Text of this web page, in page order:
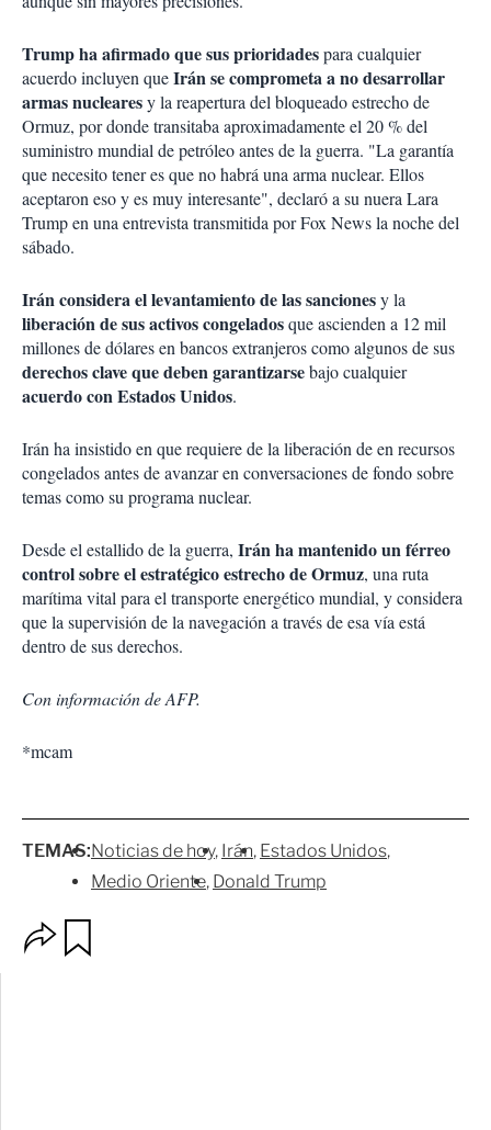
Trump ha afirmado que sus prioridadespara cualquier
acuerdo incluyen queIrán se comprometa a no desarrollar
armas nuclearesy la reapertura del bloqueado estrecho de
Ormuz, por donde transitaba aproximadamente el 20 % del
suministro mundial de petróleo antes de la guerra. "La garantía
que necesito tener es que no habrá una arma nuclear. Ellos
aceptaron eso y es muy interesante", declaró a su nuera Lara
Trump en una entrevista transmitida por Fox News la noche del
sábado.
Irán considera el levantamiento de las sancionesy la
liberación de sus activos congeladosque ascienden a 12 mil
millones de dólares en bancos extranjeros como algunos de sus
derechos clave que deben garantizarsebajo cualquier
acuerdo con Estados Unidos.
Irán ha insistido en que requiere de la liberación de en recursos
congelados antes de avanzar en conversaciones de fondo sobre
temas como su programa nuclear.
Desde el estallido de la guerra, Irán ha mantenido un férreo
control sobre el estratégico estrecho de Ormuz, una ruta
marítima vital para el transporte energético mundial, y considera
que la supervisión de la navegación a través de esa vía está
dentro de sus derechos.
Con información de AFP.
*mcam
TEMAS:Noticias de hoy Irán Estados Unidos
Medio Oriente Donald Trump